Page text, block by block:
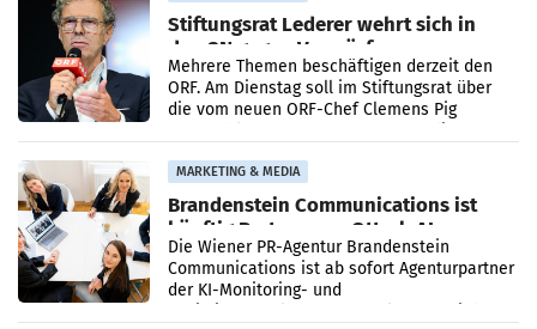
Stiftungsrat Lederer wehrt sich in
den SN gegen Vorwürfe
Mehrere Themen beschäftigen derzeit den
ORF. Am Dienstag soll im Stiftungsrat über
die vom neuen ORF-Chef Clemens Pig
MARKETING & MEDIA
Brandenstein Communications ist
künftig Partner von OtterlyAI
Die Wiener PR-Agentur Brandenstein
Communications ist ab sofort Agenturpartner
der KI-Monitoring- und